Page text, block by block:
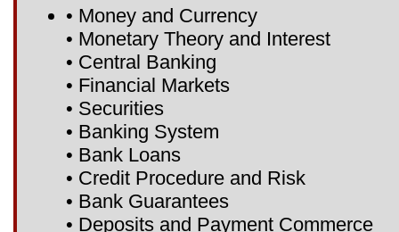
• Money and Currency
• Monetary Theory and Interest
• Central Banking
• Financial Markets
• Securities
• Banking System
• Bank Loans
• Credit Procedure and Risk
• Bank Guarantees
• Deposits and Payment Commerce